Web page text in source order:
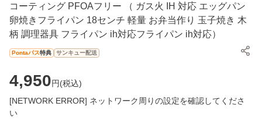
コーティング PFOAフリー （ ガス火 IH 対応 エッグパン
卵焼きフライパン 18センチ 軽量 お弁当作り 玉子焼き 木
柄 調理器具 フライパン ih対応フライパン ih対応）
Pontaパス特典 サンキュー配送
4,950円(税込)
[NETWORK ERROR] ネットワーク周りの設定を確認してくださ
い